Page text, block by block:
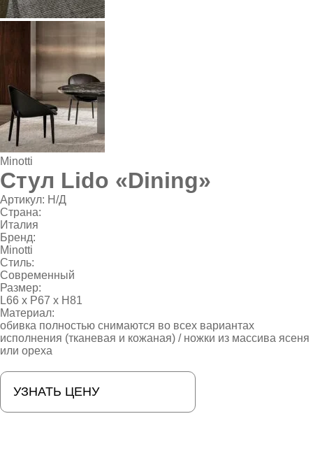
Minotti
Стул Lido «Dining»
Артикул: Н/Д
Страна:
Италия
Бренд:
Minotti
Стиль:
Современный
Размер:
L66 х P67 х Н81
Материал:
обивка полностью снимаются во всех вариантах
исполнения (тканевая и кожаная) / ножки из массива ясеня
или ореха
УЗНАТЬ ЦЕНУ